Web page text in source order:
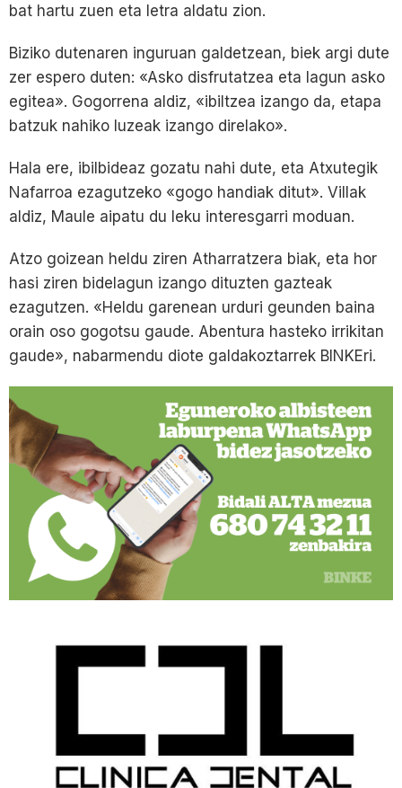
bat hartu zuen eta letra aldatu zion.
Biziko dutenaren inguruan galdetzean, biek argi dute
zer espero duten: «Asko disfrutatzea eta lagun asko
egitea». Gogorrena aldiz, «ibiltzea izango da, etapa
batzuk nahiko luzeak izango direlako».
Hala ere, ibilbideaz gozatu nahi dute, eta Atxutegik
Nafarroa ezagutzeko «gogo handiak ditut». Villak
aldiz, Maule aipatu du leku interesgarri moduan.
Atzo goizean heldu ziren Atharratzera biak, eta hor
hasi ziren bidelagun izango dituzten gazteak
ezagutzen. «Heldu garenean urduri geunden baina
orain oso gogotsu gaude. Abentura hasteko irrikitan
gaude», nabarmendu diote galdakoztarrek BINKEri.